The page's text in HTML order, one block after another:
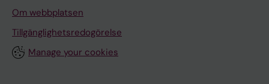
Om webbplatsen
Tillgänglighetsredogörelse
Manage your cookies